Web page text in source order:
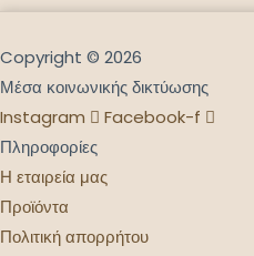
Copyright © 2026
Μέσα κοινωνικής δικτύωσης
Instagram
Facebook-f
Πληροφορίες
Η εταιρεία μας
Προϊόντα
Πολιτική απορρήτου